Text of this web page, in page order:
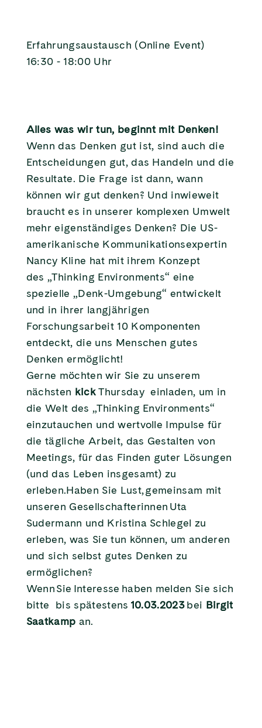
Erfahrungsaustausch (Online Event)
16:30 - 18:00 Uhr
Alles was wir tun, beginnt mit Denken!
Wenn das Denken gut ist, sind auch die
Entscheidungen gut, das Handeln und die
Resultate. Die Frage ist dann, wann
können wir gut denken? Und inwieweit
braucht es in unserer komplexen Umwelt
mehr eigenständiges Denken? Die US-
amerikanische Kommunikationsexpertin
Nancy Kline hat mit ihrem Konzept
des „Thinking Environments“ eine
spezielle „Denk-Umgebung“ entwickelt
und in ihrer langjährigen
Forschungsarbeit 10 Komponenten
entdeckt, die uns Menschen gutes
Denken ermöglicht!
Gerne möchten wir Sie zu unserem
nächsten kickThursday einladen, um in
die Welt des „Thinking Environments“
einzutauchen und wertvolle Impulse für
die tägliche Arbeit, das Gestalten von
Meetings, für das Finden guter Lösungen
(und das Leben insgesamt) zu
erleben.Haben Sie Lust, gemeinsam mit
unseren Gesellschafterinnen Uta
Sudermann und Kristina Schlegel zu
erleben, was Sie tun können, um anderen
und sich selbst gutes Denken zu
ermöglichen?
Wenn Sie Interesse haben melden Sie sich
bitte bis spätestens 10.03.2023bei Birgit
Saatkamp an.